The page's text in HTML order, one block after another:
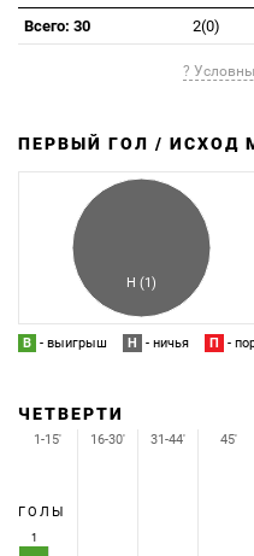
Всего: 30
2(0)
?
ПЕРВЫЙ ГОЛ / ИСХОД
Н (1)
В - выигрыш Н - ничья П -
ЧЕТВЕРТИ
ГОЛЫ
1
1-15' 16-30' 31-44' 45'